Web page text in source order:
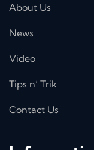
About Us
News
Video
Tips n’ Trik
Contact Us